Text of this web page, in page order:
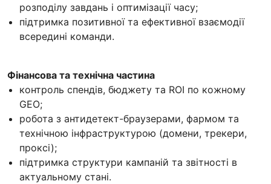
розподілу завдань і оптимізації часу;
підтримка позитивної та ефективної взаємодії
всередині команди.
Фінансова та технічна частина
контроль спендів, бюджету та ROI по кожному
GEO;
робота з антидетект-браузерами, фармом та
технічною інфраструктурою (домени, трекери,
проксі);
підтримка структури кампаній та звітності в
актуальному стані.